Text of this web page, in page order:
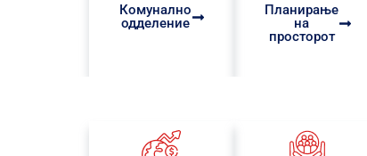
Комунално
одделение
Планирање
на
просторот